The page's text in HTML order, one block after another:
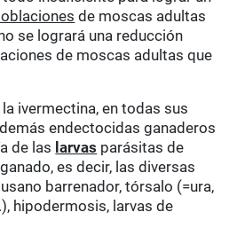
de moscas adultas
se logrará una reducción
de moscas adultas que
ivermectina, en todas sus
endectocidas ganaderos
de las larvas parásitas de
es decir, las diversas
barrenador, tórsalo (=ura,
hipodermosis, larvas de